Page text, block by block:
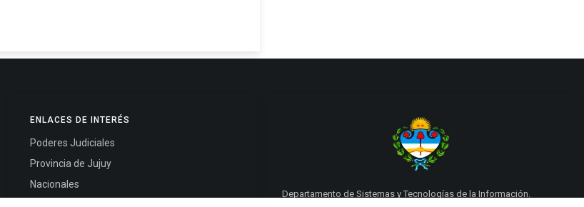
ENLACES DE INTERÉS
Poderes Judiciales
Provincia de Jujuy
Nacionales
Departamento de Sistemas y Tecnologías de la Información.